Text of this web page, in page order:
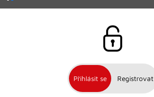
Přihlásit se Registrovat